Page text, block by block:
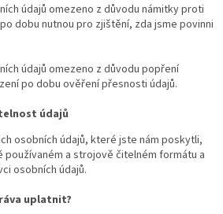
údajů omezeno z důvodu námitky proti
dobu nutnou pro zjištění, zda jsme povinni
údajů omezeno z důvodu popření
po dobu ověření přesnosti údajů.
údajů
osobních údajů, které jste nám poskytli,
a strojově čitelném formátu a
osobních údajů.
uplatnit?